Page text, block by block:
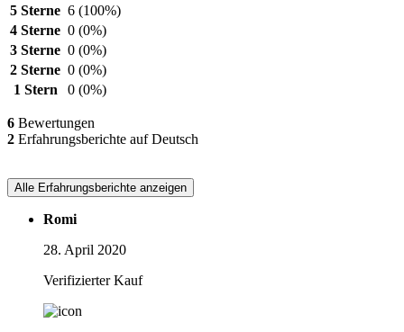
5 Sterne 6 (100%)
4 Sterne 0 (0%)
3 Sterne 0 (0%)
2 Sterne 0 (0%)
1 Stern
0 (0%)
6 Bewertungen
2 Erfahrungsberichte auf Deutsch
Alle Erfahrungsberichte anzeigen
Romi
28. April 2020
Verifizierter Kauf